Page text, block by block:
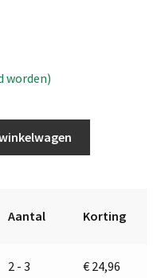
worden)
t
Aantal Korting
2 - 3 € 24,96